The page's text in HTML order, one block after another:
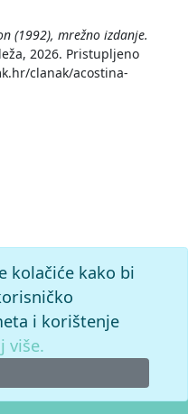
(1992), mrežno izdanje.
2026. Pristupljeno
clanak/acostina-
kolačiće kako bi
i korištenje
više.
Krleža